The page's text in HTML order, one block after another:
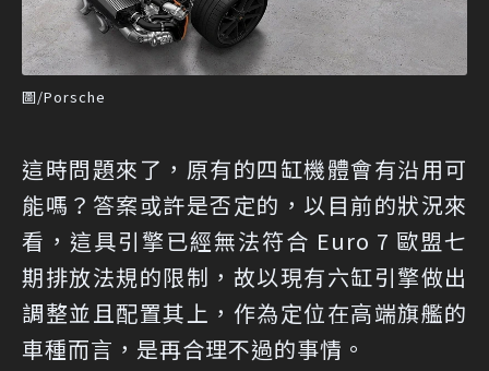
圖/Porsche
這時問題來了，原有的四缸機體會有沿用可
能嗎？答案或許是否定的，以目前的狀況來
看，這具引擎已經無法符合 Euro 7 歐盟七
期排放法規的限制，故以現有六缸引擎做出
調整並且配置其上，作為定位在高端旗艦的
車種而言，是再合理不過的事情。